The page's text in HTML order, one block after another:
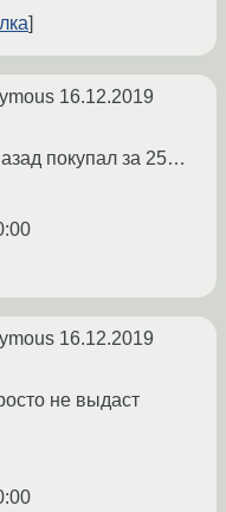
16.12.2019
покупал за 25…
16.12.2019
не выдаст